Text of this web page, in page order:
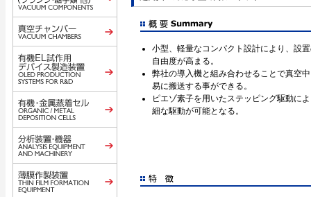
小型、軽量なコンパクト設計により、設
自由度が高まる。
弊社の導入機と組み合わせることで真空
易に搬送する事ができる。
ピエゾ素子を用いたステッピング駆動に
細な駆動が可能となる。